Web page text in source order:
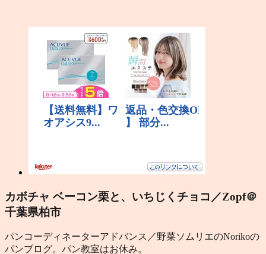
カボチャ ベーコン栗と、いちじくチョコ／Zopf＠
千葉県柏市
パンコーディネーターアドバンス／野菜ソムリエのNorikoの
パンブログ。パン教室はお休み。